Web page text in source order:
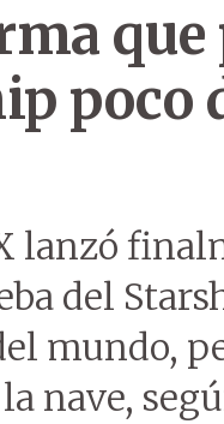
que
poco
lanzó
del
mundo,
nave,